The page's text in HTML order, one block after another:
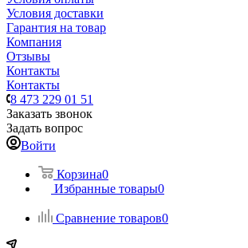
Условия доставки
Гарантия на товар
Компания
Отзывы
Контакты
Контакты
8 473 229 01 51
Заказать звонок
Задать вопрос
Войти
Корзина0
Избранные товары0
Сравнение товаров0